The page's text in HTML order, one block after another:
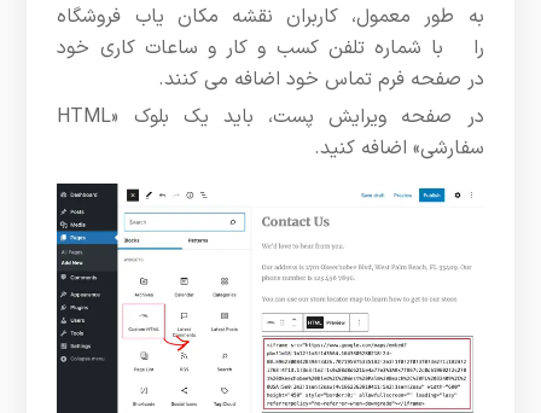
به طور معمول، کاربران نقشه مکان یاب فروشگاه
را با شماره تلفن کسب و کار و ساعات کاری خود
در صفحه فرم تماس خود اضافه می کنند.
در صفحه ویرایش پست، باید یک بلوک «HTML
سفارشی» اضافه کنید.